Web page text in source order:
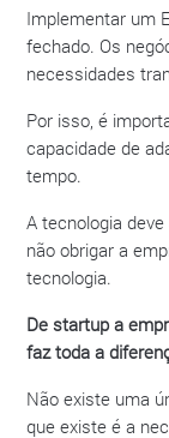
Implementar um
fechado. Os
necessidades
Por isso, é
capacidade de
tempo.
A tecnologia
não obrigar a
tecnologia.
De startup a
faz toda a
Não existe uma
que existe é a